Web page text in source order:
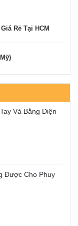
Rẻ Tại HCM
Và Bằng Điện
Được Cho Phuy